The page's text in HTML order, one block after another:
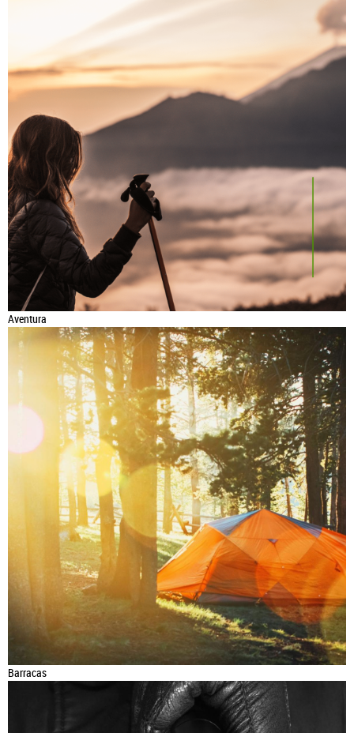
Aventura
Barracas